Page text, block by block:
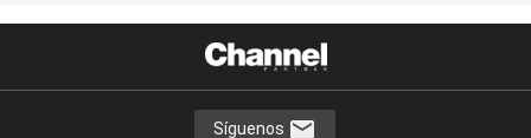
Síguenos